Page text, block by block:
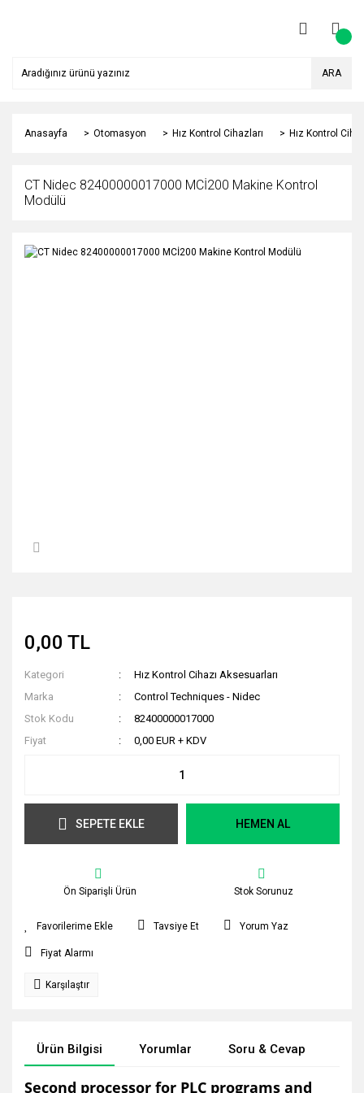
ARA
Anasayfa Otomasyon Hız Kontrol Cihazları Hız Kontrol
CT Nidec 82400000017000 MCİ200 Makine Kontrol
Modülü
0,00 TL
Kategori
Hız Kontrol Cihazı Aksesuarları
Marka
Control Techniques - Nidec
Stok Kodu
82400000017000
Fiyat
0,00 EUR + KDV
SEPETE EKLE HEMEN AL
Ön Siparişli Ürün Stok Sorunuz
Tavsiye Et Yorum Yaz
Fiyat Alarmı
Karşılaştır
Ürün Bilgisi Yorumlar Soru & Cevap
Second processor for PLC programs and